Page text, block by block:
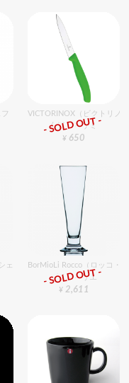
ナル 牛刀 25cm
フ 牛刀 24cmVICTORINOX（ビクトリ
包丁・ハサミ
¥ 650
- SOLD OUT -
ェフ＆ソムリエ） インポーター
BorMioLi Rocco（ロッコ・
グラスバリエ
¥ 2,611
- SOLD OUT -